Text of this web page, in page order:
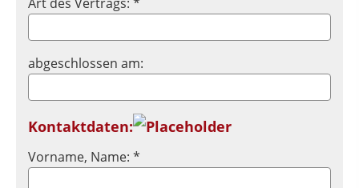
abgeschlossen am:
Kontaktdaten:
Vorname, Name: *